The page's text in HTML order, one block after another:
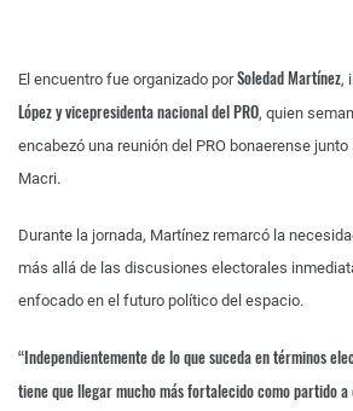
El encuentro fue organizado porSoledad Martínez,
López y vicepresidenta nacional del PRO, quien
encabezó una reunión del PRO bonaerense
Macri.
Durante la jornada, Martínez remarcó la
más allá de las discusiones electorales
enfocado en el futuro político del espacio.
“Independientemente de lo que suceda en términos
tiene que llegar mucho más fortalecido como partido a